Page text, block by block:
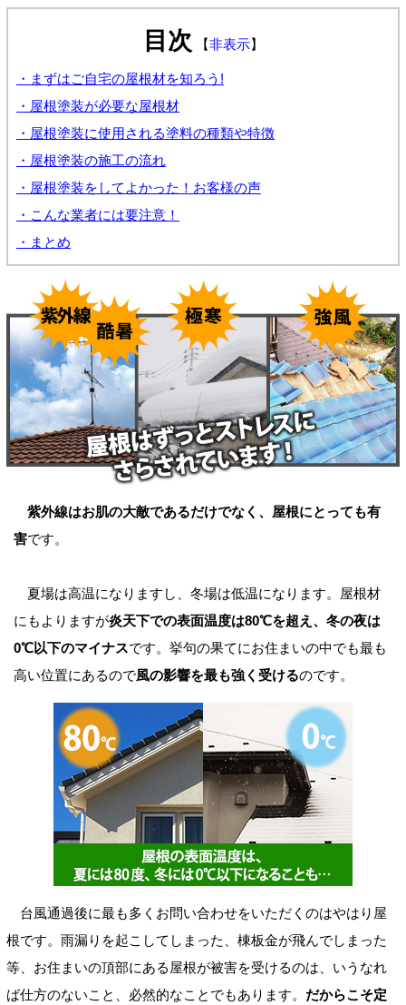
目次 【非表示】
・まずはご自宅の屋根材を知ろう!
・屋根塗装が必要な屋根材
・屋根塗装に使用される塗料の種類や特徴
・屋根塗装の施工の流れ
・屋根塗装をしてよかった！お客様の声
・こんな業者には要注意！
・まとめ
紫外線はお肌の大敵であるだけでなく、屋根にとっても有
害です。
夏場は高温になりますし、冬場は低温になります。屋根材
にもよりますが炎天下での表面温度は80℃を超え、冬の夜は
0℃以下のマイナスです。挙句の果てにお住まいの中でも最も
高い位置にあるので風の影響を最も強く受けるのです。
台風通過後に最も多くお問い合わせをいただくのはやはり屋
根です。雨漏りを起こしてしまった、棟板金が飛んでしまった
等、お住まいの頂部にある屋根が被害を受けるのは、いうなれ
ば仕方のないこと、必然的なことでもあります。 だからこそ定